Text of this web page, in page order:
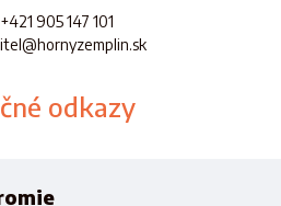
+421 905 147 101
odkazy
Aplikácia